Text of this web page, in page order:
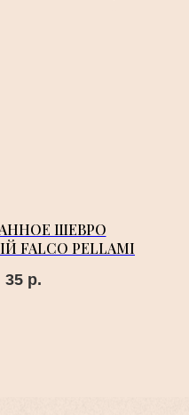
ШЕВРО
FALCO PELLAMI
35 р.